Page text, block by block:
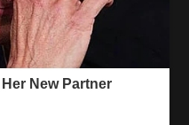
5km ).
Quý anh trai có
Luxury 152 vào những
HotLine :0934 076